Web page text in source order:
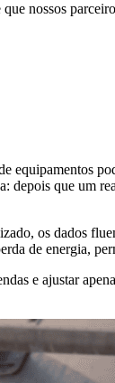
nossos
equipamentos
que um
os dados
de energia,
e ajustar